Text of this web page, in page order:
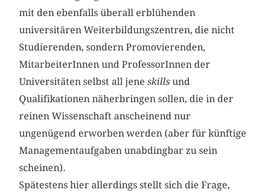
mit den ebenfalls überall erblühenden
universitären Weiterbildungszentren, die nicht
Studierenden, sondern Promovierenden,
MitarbeiterInnen und ProfessorInnen der
Universitäten selbst all jeneskillsund
Qualifikationen näherbringen sollen, die in der
reinen Wissenschaft anscheinend nur
ungenügend erworben werden (aber für künftige
Managementaufgaben unabdingbar zu sein
scheinen).
Spätestens hier allerdings stellt sich die Frage,